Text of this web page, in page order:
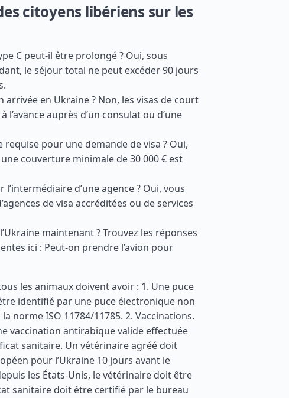
citoyens libériens sur les
C peut-il être prolongé ? Oui, sous
le séjour total ne peut excéder 90 jours
arrivée en Ukraine ? Non, les visas de court
auprès d’un consulat ou d’une
requise pour une demande de visa ? Oui,
couverture minimale de 30 000 € est
d’une agence ? Oui, vous
de visa accréditées ou de services
maintenant ? Trouvez les réponses
ici : Peut-on prendre l’avion pour
les animaux doivent avoir : 1. Une puce
identifié par une puce électronique non
norme ISO 11784/11785. 2. Vaccinations.
vaccination antirabique valide effectuée
sanitaire. Un vétérinaire agréé doit
pour l’Ukraine 10 jours avant le
les États-Unis, le vétérinaire doit être
sanitaire doit être certifié par le bureau